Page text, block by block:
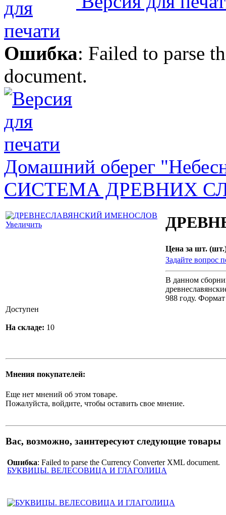
Ошибка: Failed to parse
document.
Домашний оберег
СИСТЕМА ДРЕВНИХ
Увеличить
Цена за шт.
Задайте вопрос
В данном
988 году.
Доступен
На складе: 10
Мнения покупателей:
Еще нет мнений об этом товаре.
Пожалуйста, войдите, чтобы оставить свое мнение.
Вас, возможно, заинтересуют следующие товары
Ошибка: Failed to parse the Currency Converter XML document.
БУКВИЦЫ. ВЕЛЕСОВИЦА И ГЛАГОЛИЦА